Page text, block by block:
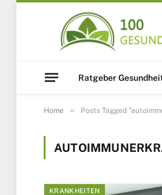
Ratgeber
Home » Posts Tagged
KRANKHEITEN